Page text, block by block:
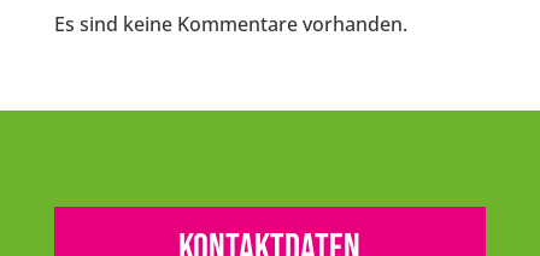
Es sind keine Kommentare vorhanden.